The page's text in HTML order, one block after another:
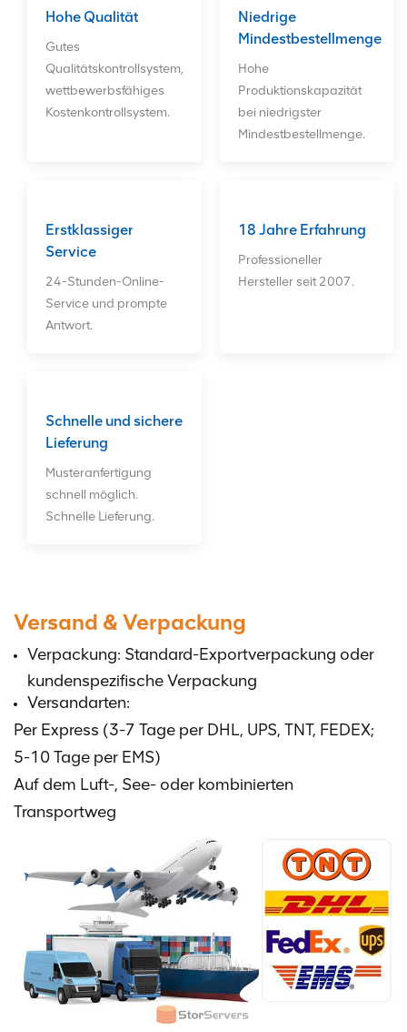
und zuverlässigen Kundendienst.
ODM-Aufträge sind willkommen!
Hohe Qualität
Gutes
Qualitätskontrollsystem,
wettbewerbsfähiges
Kostenkontrollsystem.
Niedrige
Mindestbestellmenge
Hohe
Produktionskapazität
bei niedrigster
Mindestbestellmenge.
Erstklassiger
Service
24-Stunden-Online-
Service und prompte
Antwort.
18 Jahre Erfahrung
Professioneller
Hersteller seit 2007.
Schnelle und sichere
Lieferung
Musteranfertigung
schnell möglich.
Schnelle Lieferung.
Versand & Verpackung
Verpackung: Standard-Exportverpackung oder
kundenspezifische Verpackung
Versandarten:
Per Express (3-7 Tage per DHL, UPS, TNT, FEDEX;
5-10 Tage per EMS)
Auf dem Luft-, See- oder kombinierten
Transportweg